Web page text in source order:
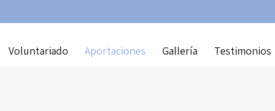
Voluntariado Aportaciones Gallería Testimonios